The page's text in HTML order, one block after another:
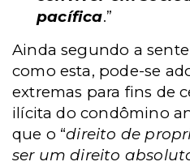
pacífica.”
Ainda segundo a
como esta, pode-se
extremas para fins de
ilícita do condômino
que o “direito de
ser um direito